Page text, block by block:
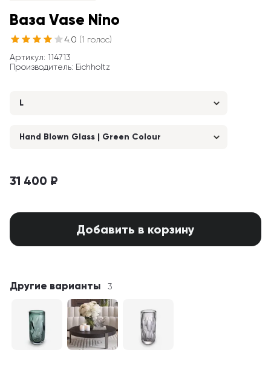
Ваза Vase Nino
4.0 (1 голос)
Артикул: 114713
Производитель: Eichholtz
L
Hand Blown Glass | Green Colour
31 400 ₽
Добавить в корзину
Другие варианты 3